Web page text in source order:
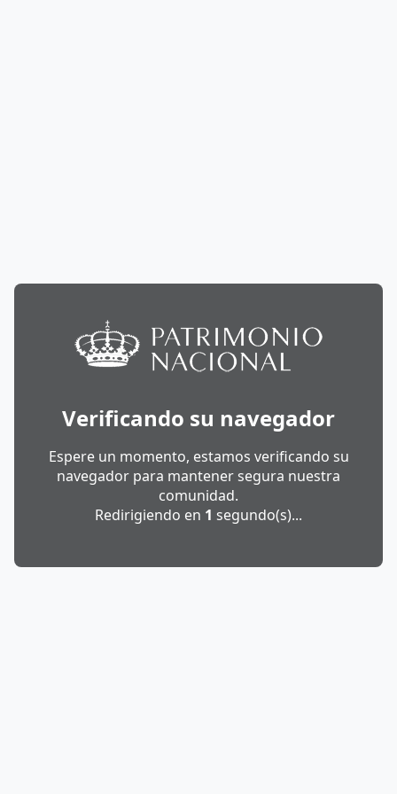
Verificando su navegador
Espere un momento, estamos verificando su
navegador para mantener segura nuestra
comunidad.
Redirigiendo en 1 segundo(s)...